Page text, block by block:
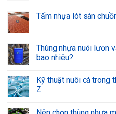
Tấm nhựa lót sàn
Thùng nhựa nuôi lươn
bao nhiêu?
Kỹ thuật nuôi cá trong
Z